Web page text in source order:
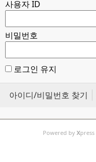
사용자 ID
비밀번호
로그인 유지
아이디/비밀번호 찾기
Powered by Xpress